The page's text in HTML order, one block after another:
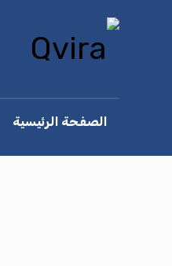
الصفحة الرئيسية